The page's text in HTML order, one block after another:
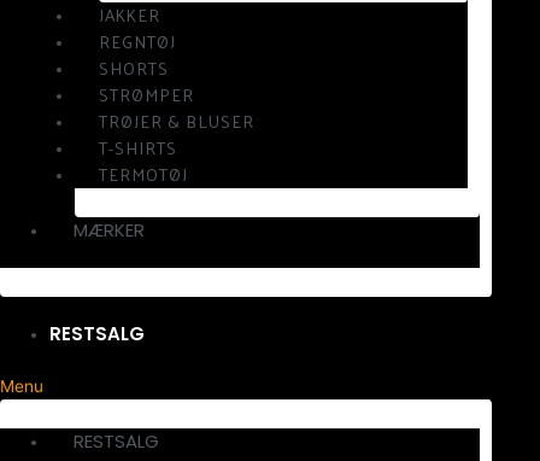
JAKKER
REGNTØJ
SHORTS
STRØMPER
TRØJER & BLUSER
T-SHIRTS
TERMOTØJ
MÆRKER
RESTSALG
Menu
RESTSALG